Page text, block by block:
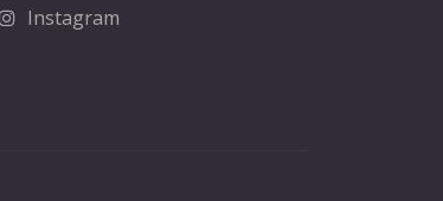
Instagram